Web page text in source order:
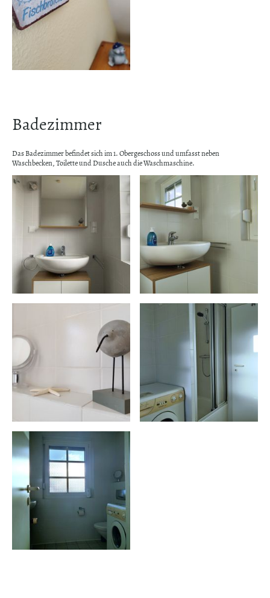
Badezimmer
Das Badezimmer befindet sich im 1. Obergeschoss und umfasst neben
Waschbecken, Toilette und Dusche auch die Waschmaschine.